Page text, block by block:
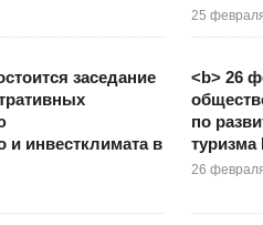
25
заседание
и инвестклимата в
<b> 26
по
26